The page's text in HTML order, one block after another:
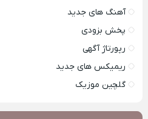
آهنگ های جدید
پخش بزودی
رپورتاژ آگهی
ریمیکس های جدید
گلچین موزیک